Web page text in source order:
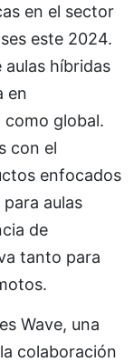
en el sector
este 2024.
híbridas
en
global.
con el
enfocados
aulas
de
tanto para
Wave, una
colaboración